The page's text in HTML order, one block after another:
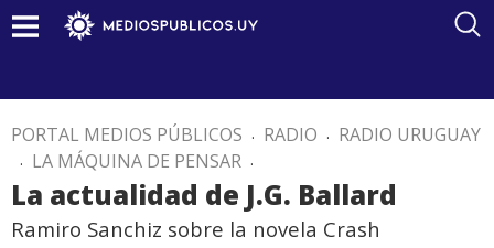
PORTAL MEDIOS PÚBLICOS . RADIO . RADIO URUGUAY
. LA MÁQUINA DE PENSAR .
La actualidad de J.G. Ballard
Ramiro Sanchiz sobre la novela Crash